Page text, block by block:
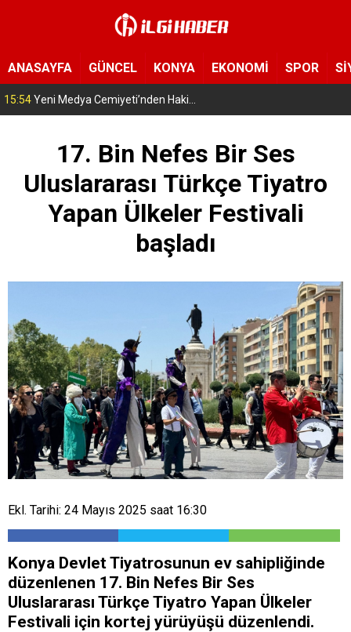
ANASAYFA GÜNCEL KONYA EKONOMİ SPOR
15:54Yeni Medya Cemiyeti’nden Hakimiyet Gazetesi’ne 30. yıl ziyareti
17. Bin Nefes Bir Ses
Uluslararası Türkçe Tiyatro
Yapan Ülkeler Festivali
başladı
Ekl. Tarihi: 24 Mayıs 2025 saat 16:30
Konya Devlet Tiyatrosunun ev sahipliğinde
düzenlenen 17. Bin Nefes Bir Ses
Uluslararası Türkçe Tiyatro Yapan Ülkeler
Festivali için kortej yürüyüşü düzenlendi.